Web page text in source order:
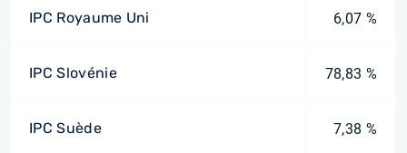
IPC Royaume Uni 6,07 %
IPC Slovénie 78,83 %
IPC Suède 7,38 %